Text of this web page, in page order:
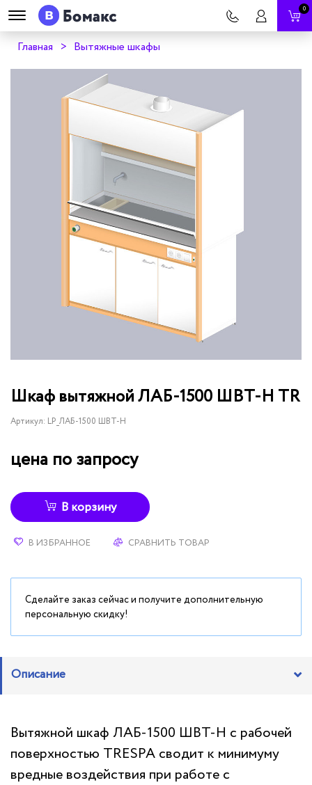
0
Главная Вытяжные шкафы
Шкаф вытяжной ЛАБ-1500 ШВТ-Н TR
Артикул: LP_ЛАБ-1500 ШВТ-Н
цена по запросу
В корзину
В ИЗБРАННОЕ СРАВНИТЬ ТОВАР
Сделайте заказ сейчас и получите дополнительную
персональную скидку!
Описание
Вытяжной шкаф ЛАБ-1500 ШВТ-Н с рабочей
поверхностью TRESPA сводит к минимуму
вредные воздействия при работе с